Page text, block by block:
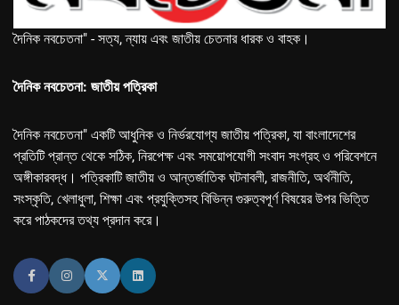
দৈনিক নবচেতনা" - সত্য, ন্যায় এবং জাতীয় চেতনার ধারক ও বাহক।
দৈনিক নবচেতনা: জাতীয় পত্রিকা
দৈনিক নবচেতনা" একটি আধুনিক ও নির্ভরযোগ্য জাতীয় পত্রিকা, যা বাংলাদেশের
প্রতিটি প্রান্ত থেকে সঠিক, নিরপেক্ষ এবং সময়োপযোগী সংবাদ সংগ্রহ ও পরিবেশনে
অঙ্গীকারবদ্ধ। পত্রিকাটি জাতীয় ও আন্তর্জাতিক ঘটনাবলী, রাজনীতি, অর্থনীতি,
সংস্কৃতি, খেলাধুলা, শিক্ষা এবং প্রযুক্তিসহ বিভিন্ন গুরুত্বপূর্ণ বিষয়ের উপর ভিত্তি
করে পাঠকদের তথ্য প্রদান করে।